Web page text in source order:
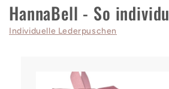
HannaBell - So
Individuelle Lederpuschen